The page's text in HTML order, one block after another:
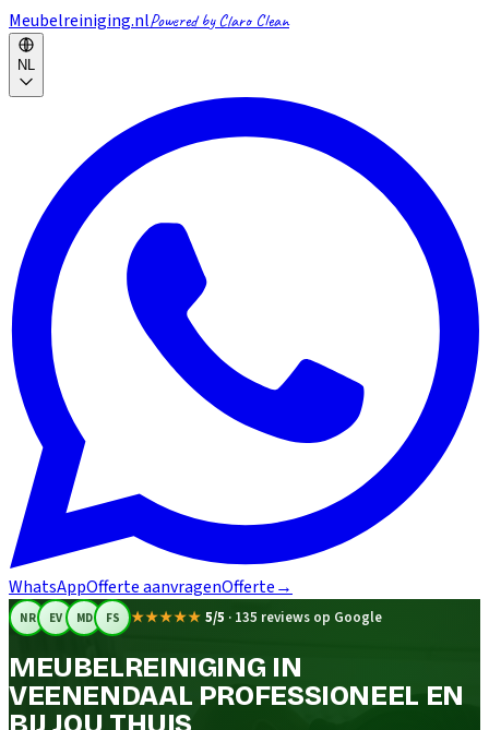
Meubelreiniging.nlPowered by Claro Clean
NL
WhatsAppOfferte aanvragenOfferte→
NR EV MD FS ★★★★★ 5/5 · 135 reviews op Google
MEUBELREINIGING IN
VEENENDAAL PROFESSIONEEL EN